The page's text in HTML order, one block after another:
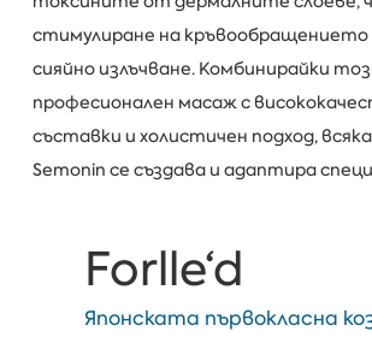
стимулиране на
сияйно излъчване. Комбинирайки
професионален масаж с
съставки и холистичен подход,
Semonin се създава и адаптира
Forlle‘d
Японската първокласна